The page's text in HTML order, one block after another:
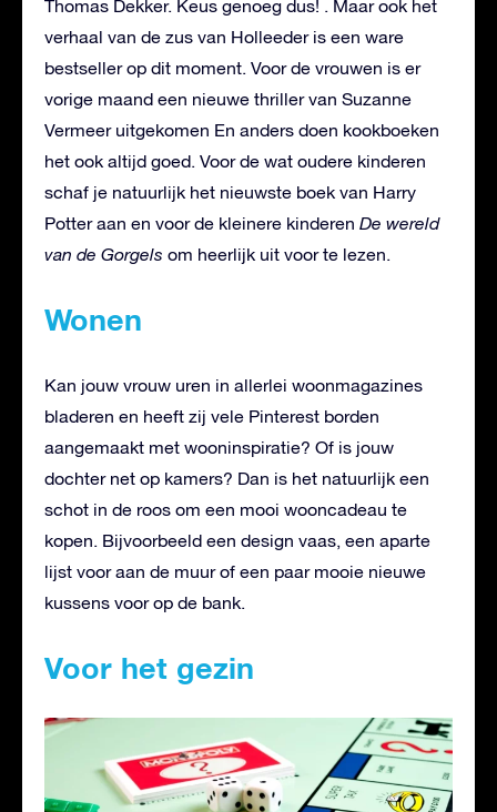
Thomas Dekker. Keus genoeg dus! . Maar ook het
verhaal van de zus van Holleeder is een ware
bestseller op dit moment. Voor de vrouwen is er
vorige maand een nieuwe thriller van Suzanne
Vermeer uitgekomen En anders doen kookboeken
het ook altijd goed. Voor de wat oudere kinderen
schaf je natuurlijk het nieuwste boek van Harry
Potter aan en voor de kleinere kinderen De wereld
van de Gorgels om heerlijk uit voor te lezen.
Wonen
Kan jouw vrouw uren in allerlei woonmagazines
bladeren en heeft zij vele Pinterest borden
aangemaakt met wooninspiratie? Of is jouw
dochter net op kamers? Dan is het natuurlijk een
schot in de roos om een mooi wooncadeau te
kopen. Bijvoorbeeld een design vaas, een aparte
lijst voor aan de muur of een paar mooie nieuwe
kussens voor op de bank.
Voor het gezin